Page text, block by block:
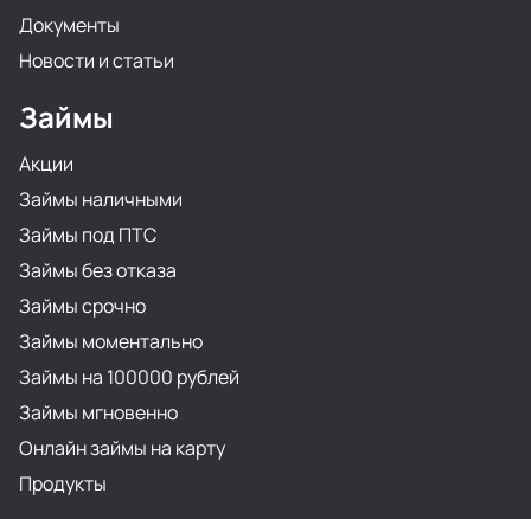
Документы
Новости и статьи
Займы
Акции
Займы наличными
Займы под ПТС
Займы без отказа
Займы срочно
Займы моментально
Займы на 100000 рублей
Займы мгновенно
Онлайн займы на карту
Продукты